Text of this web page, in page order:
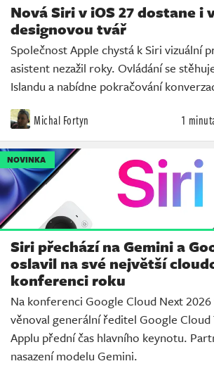
Nová Siri v iOS 27 dostane i
designovou tvář
Společnost Apple chystá k Siri vizuální
asistent nezažil roky. Ovládání se
Islandu a nabídne pokračování
Michal Fortyn 1
NOVINKA
Siri přechází na Gemini a
oslavil na své největší
konferenci roku
Na konferenci Google Cloud Next 2026
věnoval generální ředitel Google Cloud
Applu přední čas hlavního keynotu.
nasazení modelu Gemini.